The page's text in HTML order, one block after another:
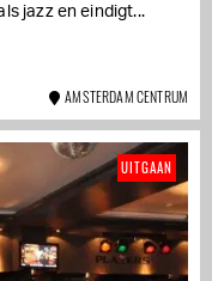
jazz en eindigt...
AMSTERDAM CENTRUM
UITGAAN